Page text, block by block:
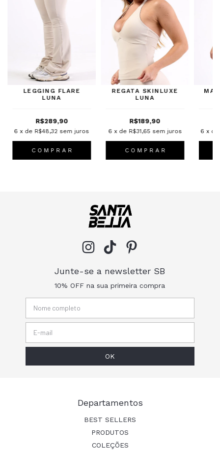
LEGGING FLARE
LUNA
R$289,90
6 x de R$48,32 sem juros
C O M P R A R
REGATA SKINLUXE
LUNA
R$189,90
6 x de R$31,65 sem juros
C O M P R A R
6 x
Junte-se a newsletter SB
10% OFF na sua primeira compra
Departamentos
BEST SELLERS
PRODUTOS
COLEÇÕES